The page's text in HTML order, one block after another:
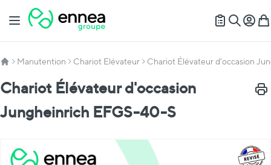
Allez au contenu
Basculer la navigation
Mon
Manutention Chariot Elévateur Chariot Élévateur d'occasion
Chariot Élévateur d'occasion
Jungheinrich EFGS-40-S